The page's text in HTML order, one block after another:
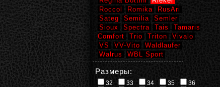
Roccol
Romika
RusAri
Sateg
Semilia
Semler
Sioux
Spectra Tais
Tamaris
Comfort
Trio Triton
Vivalo
VS
VV-Vito
Waldlaufer
Walrus
WBL Sport
Размеры:
32 33 34 35
36